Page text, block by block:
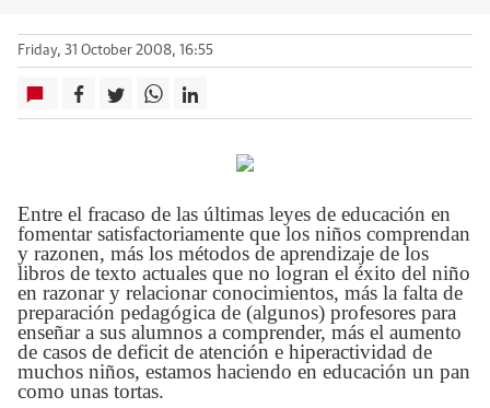
Friday, 31 October 2008, 16:55
Entre el fracaso de las últimas leyes de educación en
fomentar satisfactoriamente que los niños comprendan
y razonen, más los métodos de aprendizaje de los
libros de texto actuales que no logran el éxito del niño
en razonar y relacionar conocimientos, más la falta de
preparación pedagógica de (algunos) profesores para
enseñar a sus alumnos a comprender, más el aumento
de casos de deficit de atención e hiperactividad de
muchos niños, estamos haciendo en educación un pan
como unas tortas.